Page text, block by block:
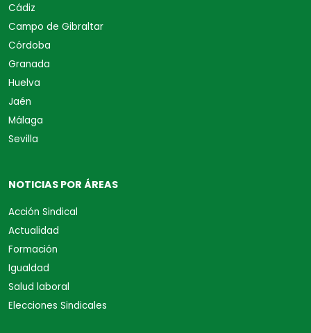
Cádiz
Campo de Gibraltar
Córdoba
Granada
Huelva
Jaén
Málaga
Sevilla
NOTICIAS POR ÁREAS
Acción Sindical
Actualidad
Formación
Igualdad
Salud laboral
Elecciones Sindicales